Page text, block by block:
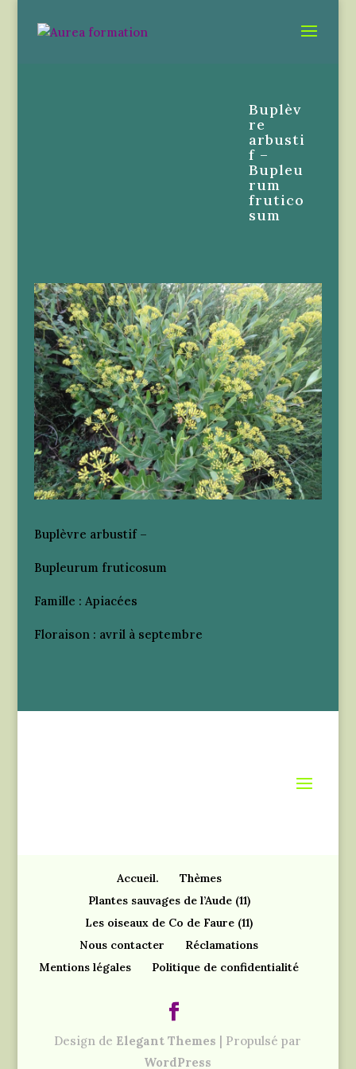
Buplèv
re
arbusti
f –
Bupleu
rum
frutico
sum
Buplèvre arbustif –
Bupleurum fruticosum
Famille : Apiacées
Floraison : avril à septembre
Accueil.
Thèmes
Plantes sauvages de l’Aude (11)
Les oiseaux de Co de Faure (11)
Nous contacter
Réclamations
Mentions légales
Politique de confidentialité
Design de Elegant Themes | Propulsé par
WordPress